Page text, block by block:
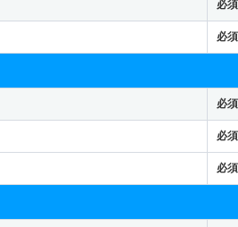
必
必須
必
必須
必須